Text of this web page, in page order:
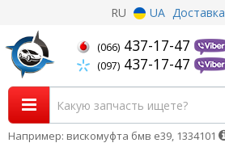
RU UA Доставка
(066) 437-17-47
(097) 437-17-47
Например: вискомуфта бмв е39, 1334101